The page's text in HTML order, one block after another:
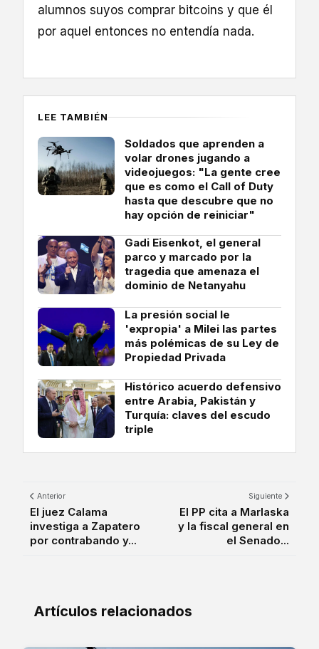
alumnos suyos comprar bitcoins y que él
por aquel entonces no entendía nada.
LEE TAMBIÉN
Soldados que aprenden a
volar drones jugando a
videojuegos: "La gente cree
que es como el Call of Duty
hasta que descubre que no
hay opción de reiniciar"
Gadi Eisenkot, el general
parco y marcado por la
tragedia que amenaza el
dominio de Netanyahu
La presión social le
'expropia' a Milei las partes
más polémicas de su Ley de
Propiedad Privada
Histórico acuerdo defensivo
entre Arabia, Pakistán y
Turquía: claves del escudo
triple
Anterior
El juez Calama
investiga a Zapatero
por contrabando y...
Siguiente
El PP cita a Marlaska
y la fiscal general en
el Senado...
Artículos relacionados